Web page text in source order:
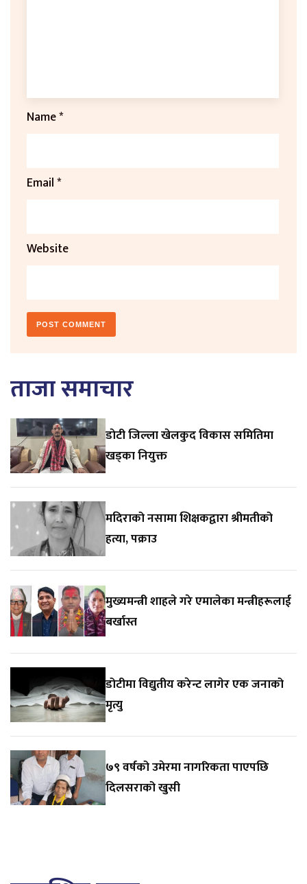
Name*
Email*
Website
ताजा समाचार
डाेटी जिल्ला खेलकुद विकास समितिमा
खड्का नियुक्त
मदिराको नसामा शिक्षकद्वारा श्रीमतीको
हत्या, पक्राउ
मुख्यमन्त्री शाहले गरे एमालेका मन्त्रीहरूलाई
बर्खास्त
डोटीमा विद्युतीय करेन्ट लागेर एक जनाको
मृत्यु
७९ वर्षको उमेरमा नागरिकता पाएपछि
दिलसराको खुसी